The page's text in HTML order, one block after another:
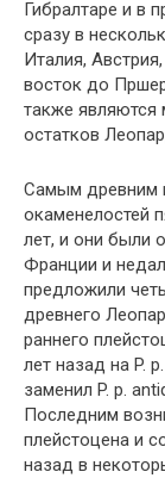
Гибралтаре и в
сразу в
Италия,
восток до
также являются
остатков
Самым древним
окаменелостей
лет, и они были
Франции и
предложили
древнего
раннего
лет назад на P.
заменил P. p.
Последним
плейстоцена и
назад в